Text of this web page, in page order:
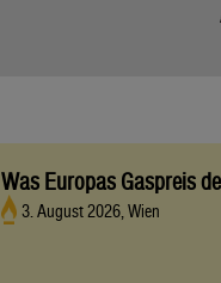
Was Europas Gaspreis
3. August 2026, Wien